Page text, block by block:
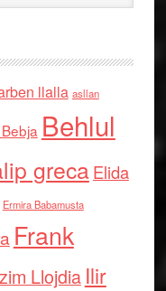
llalla asllan
Behlul
grecaElida
Ermira Babamusta
Frank
Llojdia Ilir